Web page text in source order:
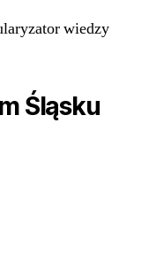
wiedzy
Śląsku